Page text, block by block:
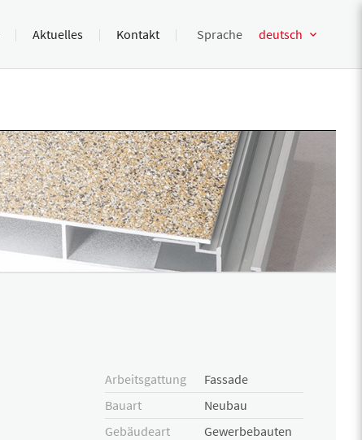
Aktuelles Kontakt Sprache deutsch
Arbeitsgattung
Fassade
Bauart
Neubau
Gebäudeart
Gewerbebauten